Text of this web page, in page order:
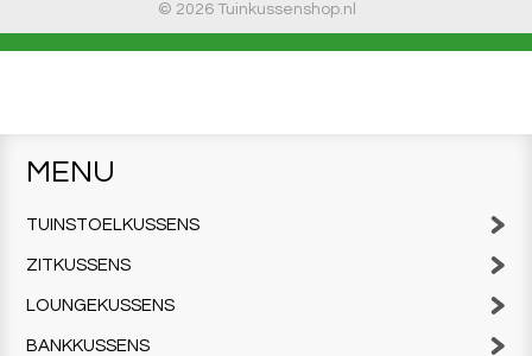
© 2026 Tuinkussenshop.nl
MENU
TUINSTOELKUSSENS
ZITKUSSENS
LOUNGEKUSSENS
BANKKUSSENS